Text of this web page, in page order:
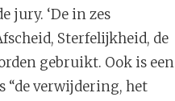
jury. ‘De in zes
Sterfelijkheid, de
gebruikt. Ook is een
“de verwijdering, het